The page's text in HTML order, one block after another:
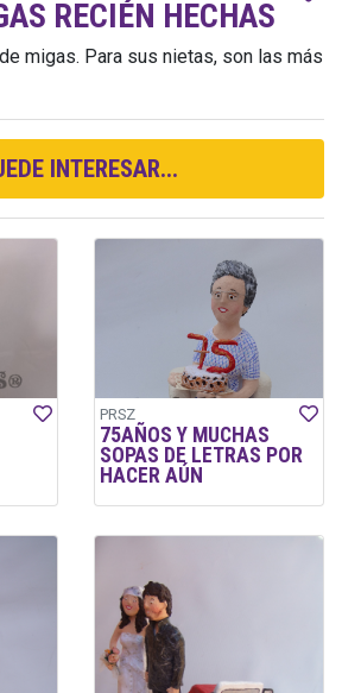
RECIÉN HECHAS
migas. Para sus nietas, son las más
INTERESAR...
PRSZ
75AÑOS Y MUCHAS
SOPAS DE LETRAS POR
HACER AÚN